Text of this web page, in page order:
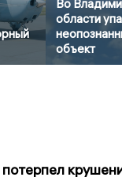
Во
области
объект